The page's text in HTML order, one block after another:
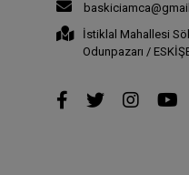
İstiklal Mahallesi
Odunpazarı /